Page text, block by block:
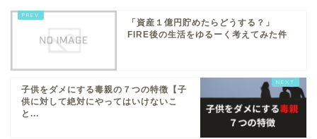
「資産１億円貯めたらどうする？」
FIRE後の生活をゆるーく考えてみた件
子供をダメにする毒親の７つの特徴【子
供に対して絶対にやってはいけないこ
と...